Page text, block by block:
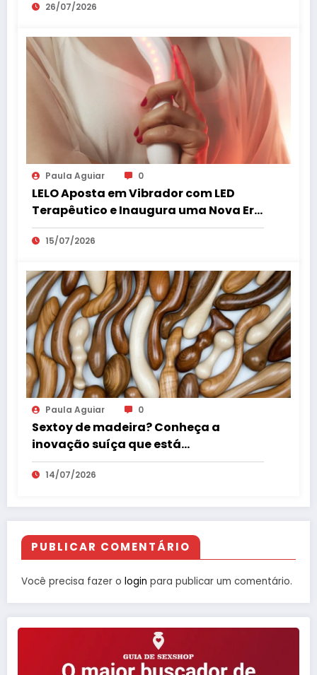
26/07/2026
Paula Aguiar 0
LELO Aposta em Vibrador com LED
Terapêutico e Inaugura uma Nova Era
do Bem-Estar Íntimo
15/07/2026
Paula Aguiar 0
Sextoy de madeira? Conheça a
inovação suíça que está
surpreendendo o mercado erótico
14/07/2026
PUBLICAR COMENTÁRIO
Você precisa fazer o login para publicar um comentário.